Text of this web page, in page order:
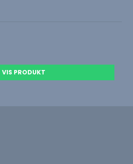
VIS PRODUKT